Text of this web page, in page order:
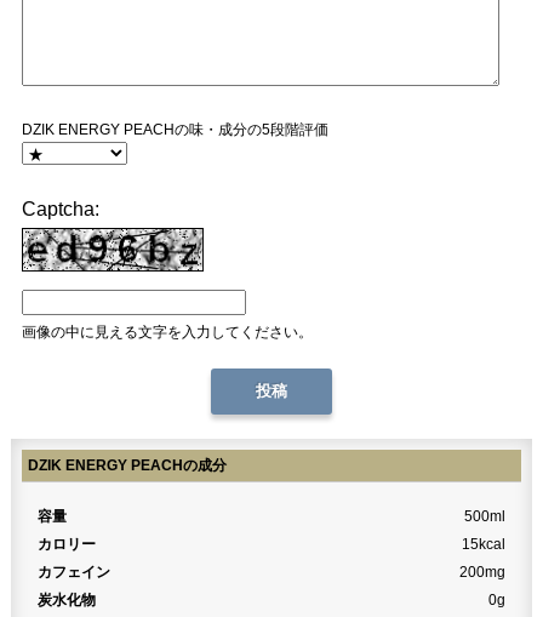
DZIK ENERGY PEACHの味・成分の5段階評価
Captcha:
画像の中に見える文字を入力してください。
DZIK ENERGY PEACHの成分
容量
500ml
カロリー
15kcal
カフェイン
200mg
炭水化物
0g